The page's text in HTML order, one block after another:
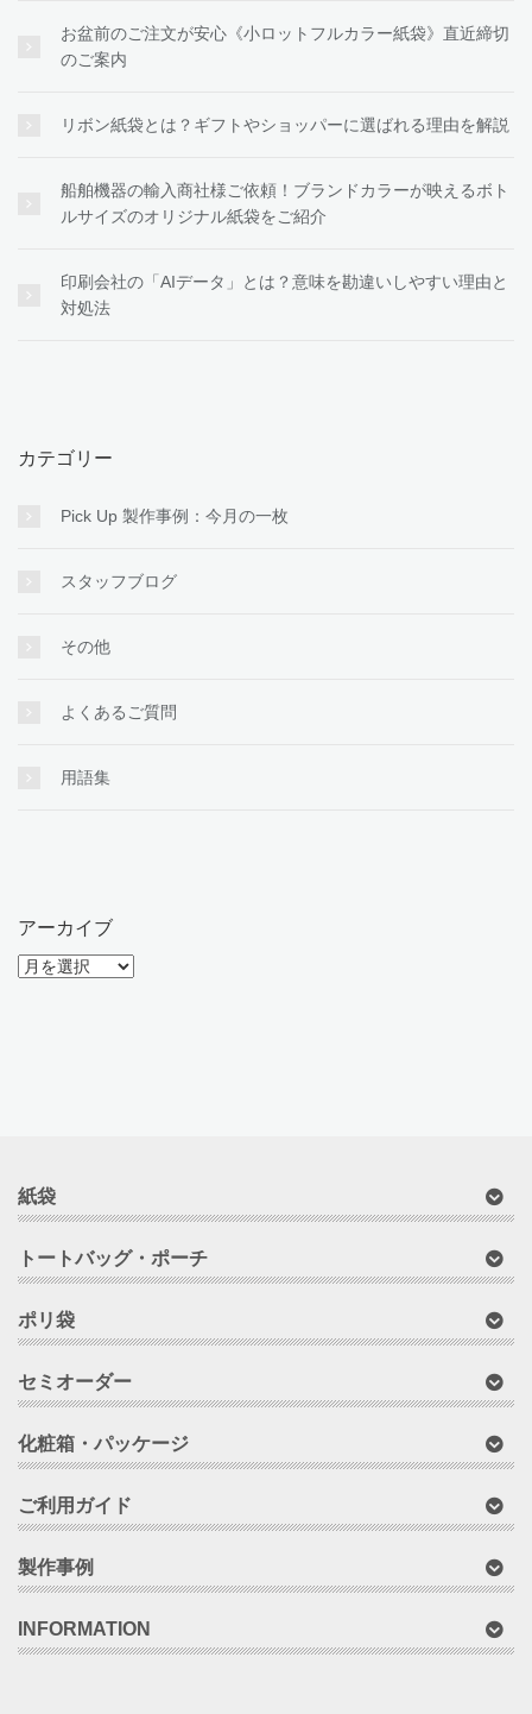
お盆前のご注文が安心《小ロットフルカラー紙袋》直近締切
のご案内
リボン紙袋とは？ギフトやショッパーに選ばれる理由を解説
船舶機器の輸入商社様ご依頼！ブランドカラーが映えるボト
ルサイズのオリジナル紙袋をご紹介
印刷会社の「AIデータ」とは？意味を勘違いしやすい理由と
対処法
カテゴリー
Pick Up 製作事例：今月の一枚
スタッフブログ
その他
よくあるご質問
用語集
アーカイブ
ア
紙袋
トートバッグ・ポーチ
ポリ袋
セミオーダー
化粧箱・パッケージ
ご利用ガイド
製作事例
INFORMATION